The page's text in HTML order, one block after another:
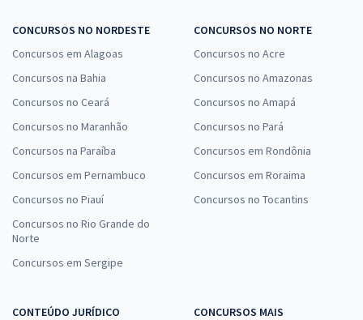
CONCURSOS NO NORDESTE
Concursos em Alagoas
Concursos na Bahia
Concursos no Ceará
Concursos no Maranhão
Concursos na Paraíba
Concursos em Pernambuco
Concursos no Piauí
Concursos no Rio Grande do
Norte
Concursos em Sergipe
CONCURSOS NO NORTE
Concursos no Acre
Concursos no Amazonas
Concursos no Amapá
Concursos no Pará
Concursos em Rondônia
Concursos em Roraima
Concursos no Tocantins
CONTEÚDO JURÍDICO
CONCURSOS MAIS